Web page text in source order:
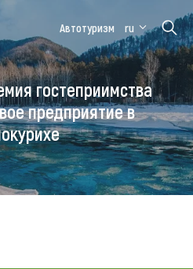
Медицинский
форум
Алтайская
зимовка
Автотуризм ru
гостеприимства
предприятие в